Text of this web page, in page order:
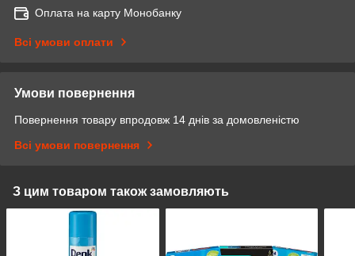
Оплата на карту Монобанку
Всі умови оплати
Умови повернення
Повернення товару впродовж 14 днів за домовленістю
Всі умови повернення
З цим товаром також замовляють